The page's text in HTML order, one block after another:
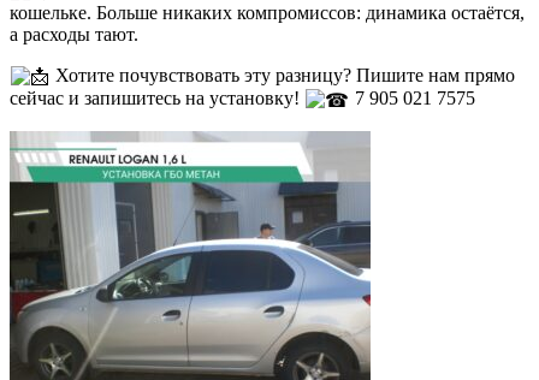
кошельке. Больше никаких компромиссов: динамика остаётся,
а расходы тают.
Хотите почувствовать эту разницу? Пишите нам прямо
сейчас и запишитесь на установку!
7 905 021 7575